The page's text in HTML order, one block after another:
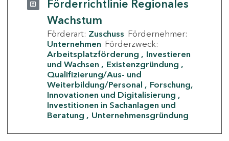
Förderrichtlinie Regionales
Wachstum
Förderart: Zuschuss Fördernehmer:
Unternehmen Förderzweck:
Arbeitsplatzförderung
Investieren
und Wachsen
Existenzgründung
Qualifizierung/Aus- und
Weiterbildung/Personal
Forschung,
Innovationen und Digitalisierung
Investitionen in Sachanlagen und
Beratung
Unternehmensgründung